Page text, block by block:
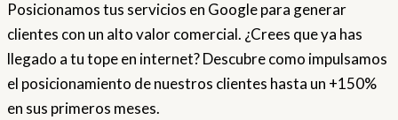
Posicionamos tus servicios en Google para generar
clientes con un alto valor comercial. ¿Crees que ya has
llegado a tu tope en internet? Descubre como impulsamos
el posicionamiento de nuestros clientes hasta un +150%
en sus primeros meses.